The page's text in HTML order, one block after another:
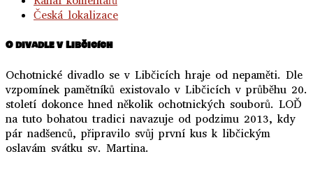
Česká lokalizace
O divadle v Libčicích
Ochotnické divadlo se v Libčicích hraje od nepaměti. Dle
vzpomínek pamětníků existovalo v Libčicích v průběhu 20.
století dokonce hned několik ochotnických souborů. LOĎ
na tuto bohatou tradici navazuje od podzimu 2013, kdy
pár nadšenců, připravilo svůj první kus k libčickým
oslavám svátku sv. Martina.